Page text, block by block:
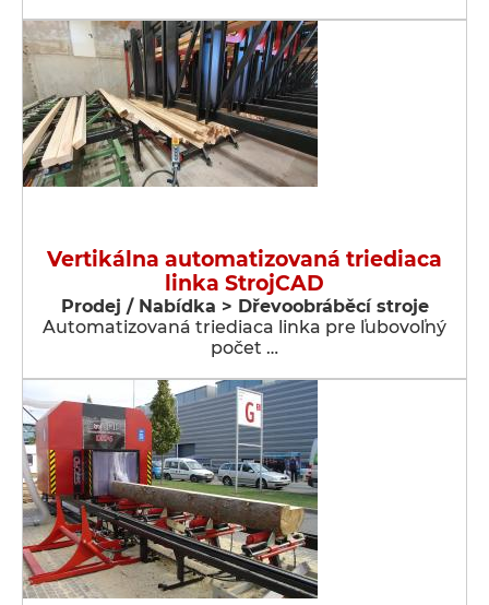
Vertikálna automatizovaná triediaca
linka StrojCAD
Prodej / Nabídka > Dřevoobráběcí stroje
Automatizovaná triediaca linka pre ľubovoľný
počet …